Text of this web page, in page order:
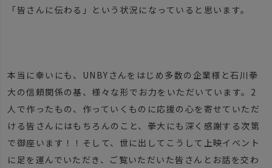
「皆さんに伝わる」という状況になっていると思います。
本当に幸いにも、UNBYさんをはじめ多数の企業様と石川拳
大の信頼関係の基、様々な形でお力をいただいています。2
人で作ったもの、作っていくものに応援の心を寄せていただ
ける皆さんにはもちろんのこと、拳大にも深く感謝する次第
で御座います！！そして、世に出してこうして上映イベント
に足を運んでいただき、ご覧いただいた皆さんとお話を交わ